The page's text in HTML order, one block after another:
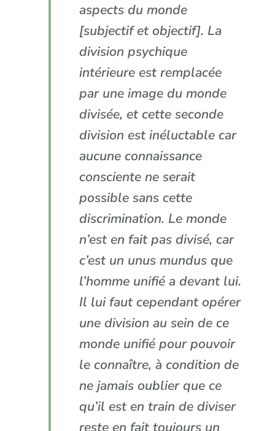
aspects du monde
[subjectif et objectif]. La
division psychique
intérieure est remplacée
par une image du monde
divisée, et cette seconde
division est inéluctable car
aucune connaissance
consciente ne serait
possible sans cette
discrimination. Le monde
n’est en fait pas divisé, car
c’est un unus mundus que
l’homme unifié a devant lui.
Il lui faut cependant opérer
une division au sein de ce
monde unifié pour pouvoir
le connaître, à condition de
ne jamais oublier que ce
qu’il est en train de diviser